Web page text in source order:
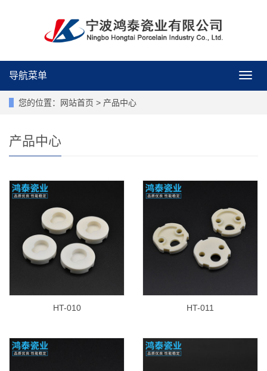
导
航
导航菜单
您的位置： 网站首页 > 产品中心
产品中心
HT-010 HT-011